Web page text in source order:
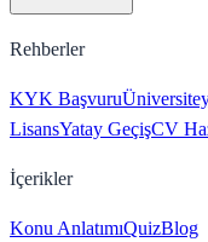
Rehberler
KYK Başvuru
LisansYatay GeçişCV
İçerikler
Konu AnlatımıQuizBlog